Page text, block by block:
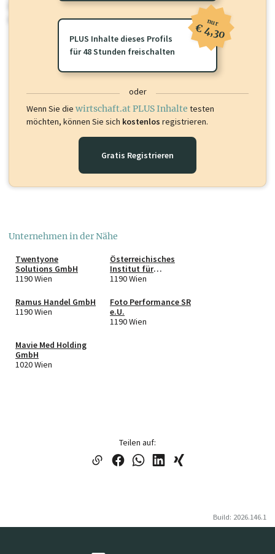
Sie momentan nicht einsehen können. Schalten Sie dieses Profil frei
oder loggen Sie sich ein um diese Inhalte zu sehen.
PLUS Inhalte dieses Profils
für 48 Stunden freischalten
nur
€ 4,30
oder
Wenn Sie die wirtschaft.at PLUS Inhalte testen
möchten, können Sie sich kostenlos registrieren.
Gratis Registrieren
Unternehmen in der Nähe
Twentyone
Solutions GmbH
1190 Wien
Österreichisches
Institut für
Sexualpädagogik
eU
1190 Wien
Ramus Handel GmbH
1190 Wien
Foto Performance SR
e.U.
1190 Wien
Mavie Med Holding
GmbH
1020 Wien
Teilen auf:
Build: 2026.146.1